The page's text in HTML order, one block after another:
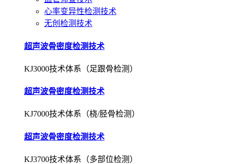
心率变异性检测技术
无创检测技术
超声波骨密度检测技术
KJ3000技术体系（足跟骨检测）
超声波骨密度检测技术
KJ7000技术体系（桡/胫骨检测）
超声波骨密度检测技术
KJ3700技术体系（多部位检测）